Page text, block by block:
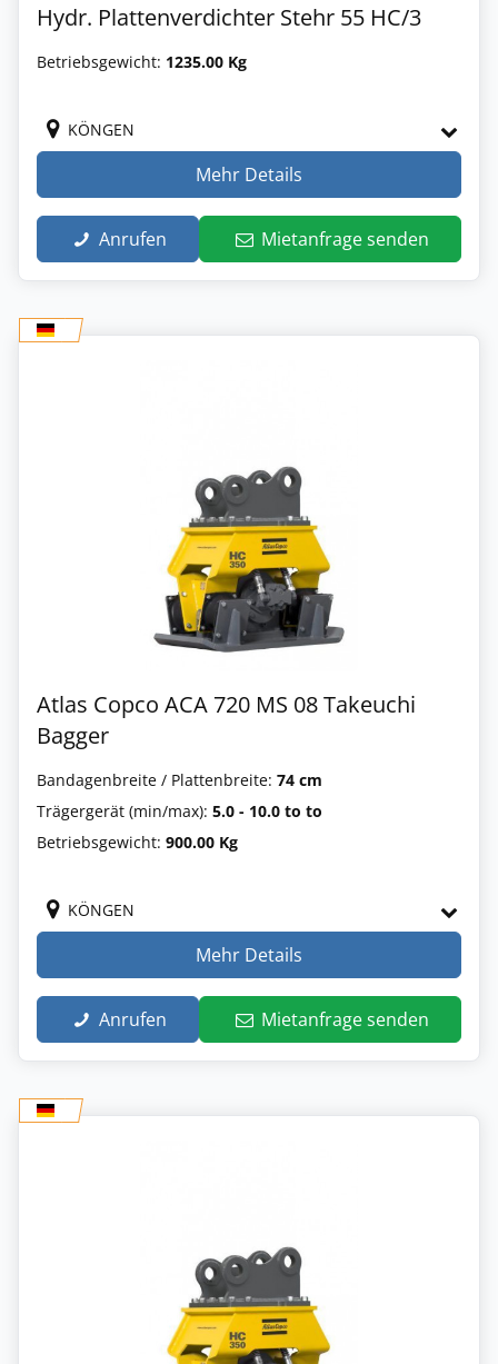
Hydr. Plattenverdichter Stehr 55 HC/3
Betriebsgewicht: 1235.00 Kg
KÖNGEN
Mehr Details
Anrufen Mietanfrage senden
Atlas Copco ACA 720 MS 08 Takeuchi
Bagger
Bandagenbreite / Plattenbreite: 74 cm
Trägergerät (min/max): 5.0 - 10.0 to to
Betriebsgewicht: 900.00 Kg
KÖNGEN
Mehr Details
Anrufen Mietanfrage senden